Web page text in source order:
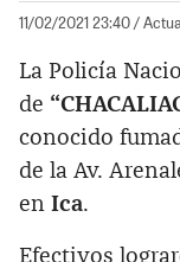
11/02/2021 23:40/
La Policía
de
conocido
de la Av.
en Ica.
Efectivos